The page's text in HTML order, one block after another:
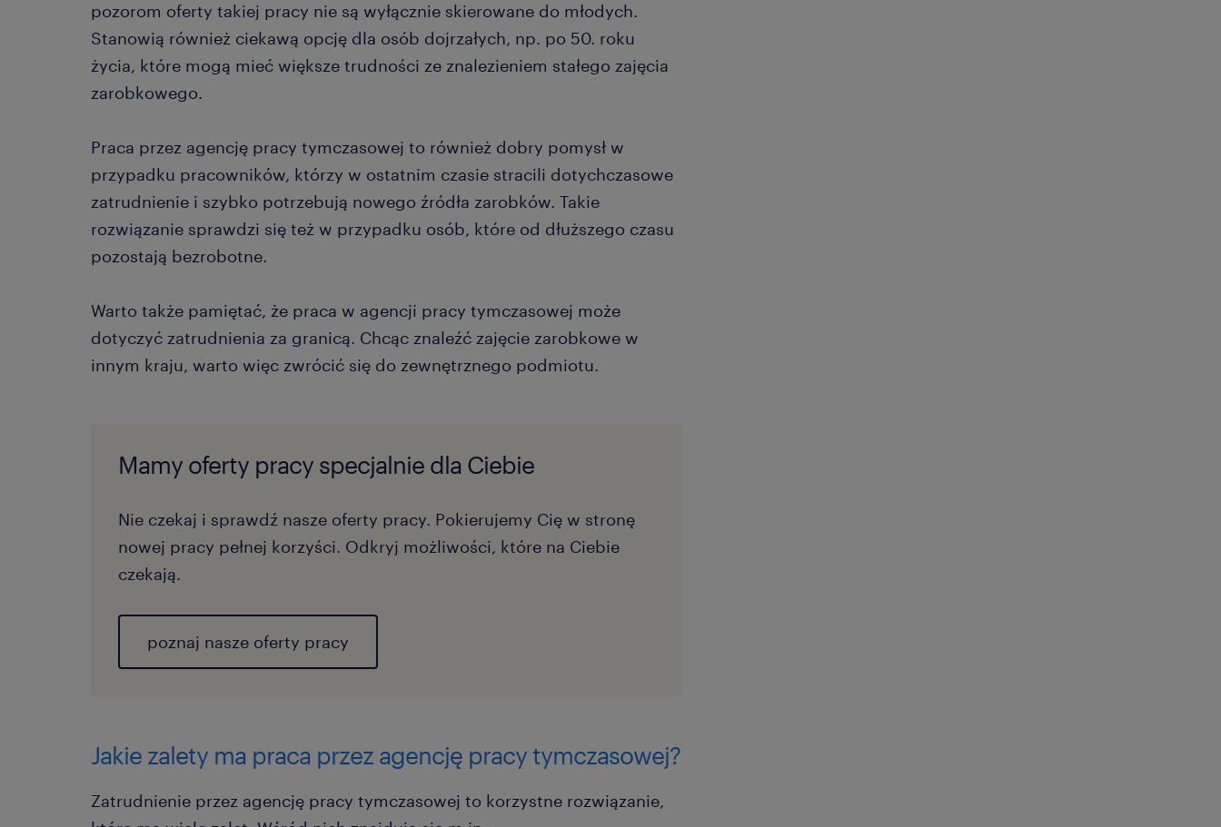
pozorom oferty takiej pracy nie są wyłącznie skierowane do młodych.
Stanowią również ciekawą opcję dla osób dojrzałych, np. po 50. roku
życia, które mogą mieć większe trudności ze znalezieniem stałego zajęcia
zarobkowego.
Praca przez agencję pracy tymczasowej to również dobry pomysł w
przypadku pracowników, którzy w ostatnim czasie stracili dotychczasowe
zatrudnienie i szybko potrzebują nowego źródła zarobków. Takie
rozwiązanie sprawdzi się też w przypadku osób, które od dłuższego czasu
pozostają bezrobotne.
Warto także pamiętać, że praca w agencji pracy tymczasowej może
dotyczyć zatrudnienia za granicą. Chcąc znaleźć zajęcie zarobkowe w
innym kraju, warto więc zwrócić się do zewnętrznego podmiotu.
Mamy oferty pracy specjalnie dla Ciebie
Nie czekaj i sprawdź nasze oferty pracy. Pokierujemy Cię w stronę
nowej pracy pełnej korzyści. Odkryj możliwości, które na Ciebie
czekają.
poznaj nasze oferty pracy
Jakie zalety ma praca przez agencję pracy tymczasowej?
Zatrudnienie przez agencję pracy tymczasowej to korzystne rozwiązanie,